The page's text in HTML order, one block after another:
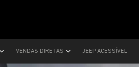
VENDAS DIRETAS JEEP ACESSÍVEL